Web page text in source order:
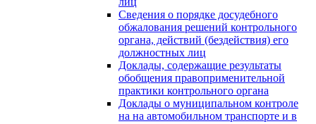
Сведения о порядке досудебного
обжалования решений контрольного
органа, действий (бездействия) его
должностных лиц
Доклады, содержащие результаты
обобщения правоприменительной
практики контрольного органа
Доклады о муниципальном контроле
на на автомобильном транспорте и в